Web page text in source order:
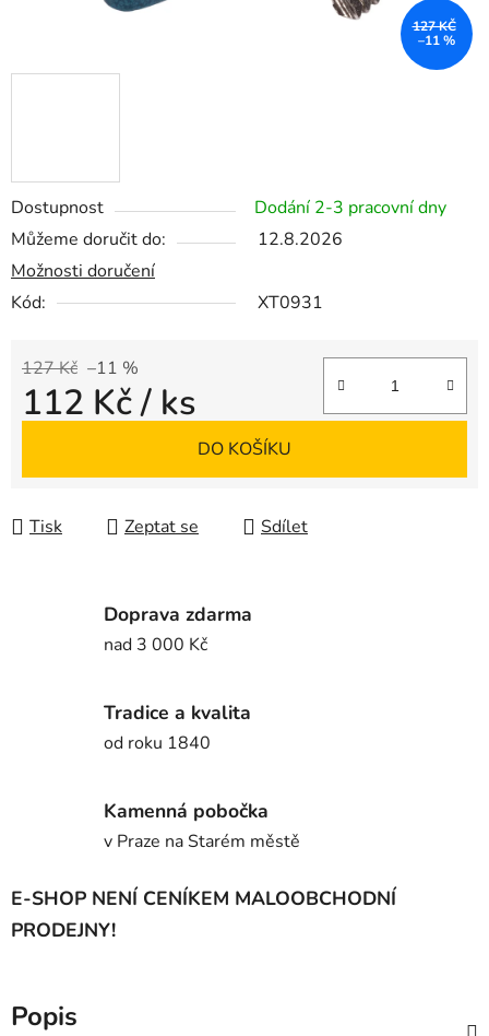
Dostupnost
Dodání 2-3 pracovní dny
Můžeme doručit do:
12.8.2026
Možnosti doručení
Kód:
XT0931
127 Kč –11 %
112 Kč/ ks
DO KOŠÍKU
Tisk Zeptat se Sdílet
127 KČ
–11 %
Doprava zdarma
nad 3 000 Kč
Tradice a kvalita
od roku 1840
Kamenná pobočka
v Praze na Starém městě
E-SHOP NENÍ CENÍKEM MALOOBCHODNÍ
PRODEJNY!
Popis